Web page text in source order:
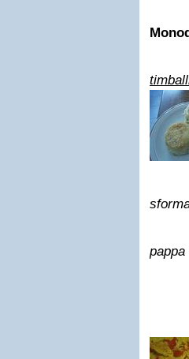
pappa